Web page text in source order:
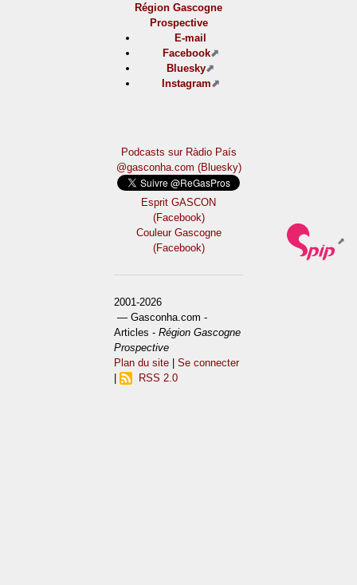
Région Gascogne
Prospective
E-mail
Facebook
Bluesky
Instagram
Podcasts sur Ràdio País
@gasconha.com (Bluesky)
Esprit GASCON
(Facebook)
Couleur Gascogne
(Facebook)
2001-2026
— Gasconha.com -
Articles -Région Gascogne
Prospective
Plan du site |Se connecter
RSS 2.0